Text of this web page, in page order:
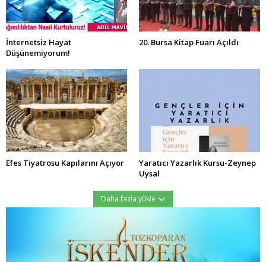
İnternetsiz Hayat
Düşünemiyorum!
20. Bursa Kitap Fuarı Açıldı
Efes Tiyatrosu Kapılarını Açıyor
Yaratıcı Yazarlık Kursu-Zeynep
Uysal
Daha fazla yükle